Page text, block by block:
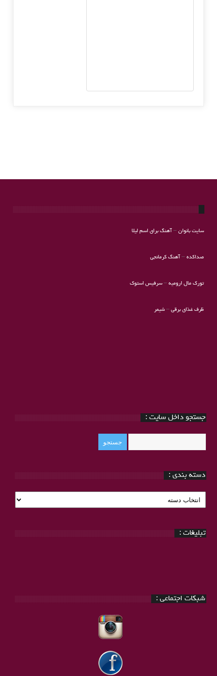
سایت بانوان– آهنگ برای اسم لیلا
صداکده– آهنگ کرمانجی
تورک مال ارومیه–سرفیس استوک
ظرف غذای برقی– شیمر
جستجو داخل سایت :
دسته بندی :
دسته
بندی
تبلیغات :
شبکات اجتماعی :